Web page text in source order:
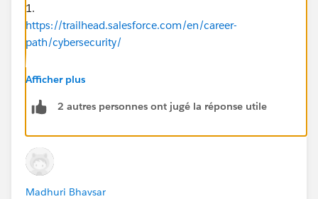
1.
https://trailhead.salesforce.com/en/career-
path/cybersecurity/
2.
mixes/data-security
https://trailhead.salesforce.com/content/learn/modul
es/data_security
Afficher plus
2 autres personnes ont jugé la réponse utile
Madhuri Bhavsar